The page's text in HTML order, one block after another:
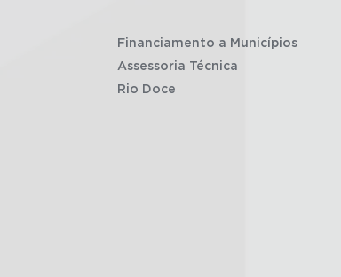
Financiamento a Municípios
Assessoria Técnica
Rio Doce